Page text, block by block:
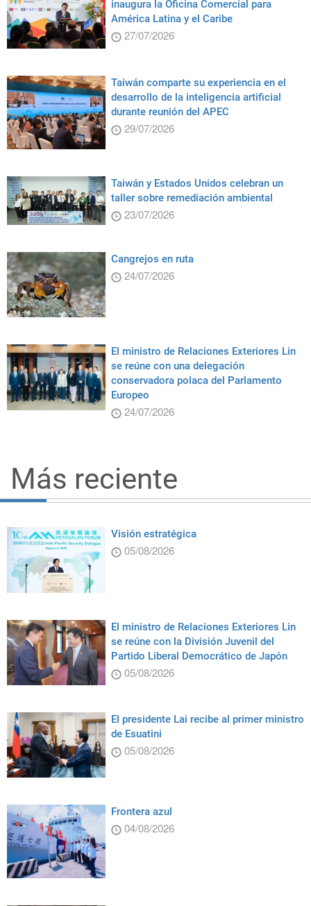
inaugura la Oficina Comercial para
América Latina y el Caribe
27/07/2026
Taiwán comparte su experiencia en el
desarrollo de la inteligencia artificial
durante reunión del APEC
29/07/2026
Taiwán y Estados Unidos celebran un
taller sobre remediación ambiental
23/07/2026
Cangrejos en ruta
24/07/2026
El ministro de Relaciones Exteriores Lin
se reúne con una delegación
conservadora polaca del Parlamento
Europeo
24/07/2026
Más reciente
Visión estratégica
05/08/2026
El ministro de Relaciones Exteriores Lin
se reúne con la División Juvenil del
Partido Liberal Democrático de Japón
05/08/2026
El presidente Lai recibe al primer ministro
de Esuatini
05/08/2026
Frontera azul
04/08/2026